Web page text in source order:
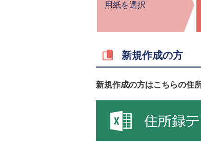
用紙を選択
新規作成の方
新規作成の方はこちらの住